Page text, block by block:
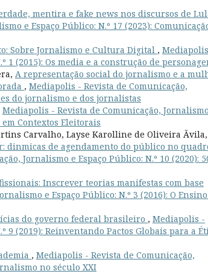
mentira e fake news nos discursos de
e Espaço Público: N.º 17 (2023):
Sobre Jornalismo e Cultura Digital ,
1 (2015): Os media e a construção de
A representação social do jornalismo e a
, Mediapolis - Revista de Comunicação,
do jornalismo e dos jornalistas
Mediapolis - Revista de Comunicação,
em Contextos Eleitorais
Carvalho, Layse Karolline de Oliveira Ãvila,
dinmicas de agendamento do público no
Jornalismo e Espaço Público: N.º 10 (2020):
Inscrever teorias manifestas com base
e Espaço Público: N.º 3 (2016): O
do governo federal brasileiro , Mediapolis -
9 (2019): Reinventando Pactos Globais para a
, Mediapolis - Revista de Comunicação,
no século XXI